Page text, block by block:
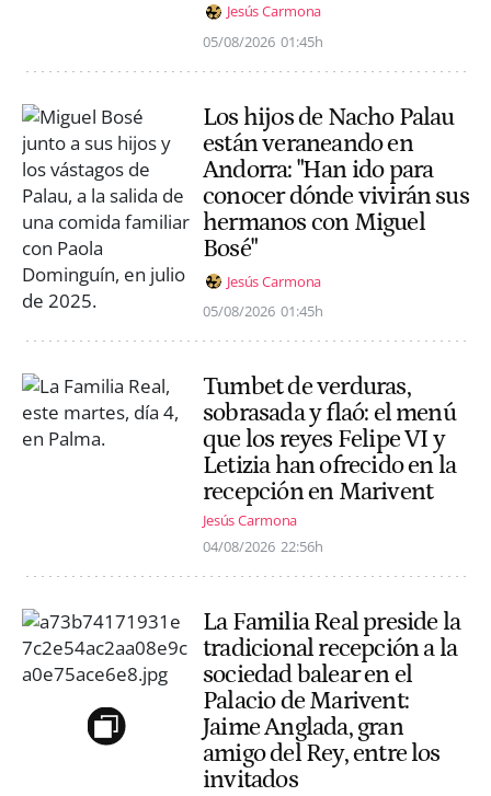
Jesús Carmona
05/08/2026 01:45h
Los hijos de Nacho Palau
están veraneando en
Andorra: "Han ido para
conocer dónde vivirán sus
hermanos con Miguel
Bosé"
Jesús Carmona
05/08/2026 01:45h
Tumbet de verduras,
sobrasada y flaó: el menú
que los reyes Felipe VI y
Letizia han ofrecido en la
recepción en Marivent
Jesús Carmona
04/08/2026 22:56h
La Familia Real preside la
tradicional recepción a la
sociedad balear en el
Palacio de Marivent:
Jaime Anglada, gran
amigo del Rey, entre los
invitados